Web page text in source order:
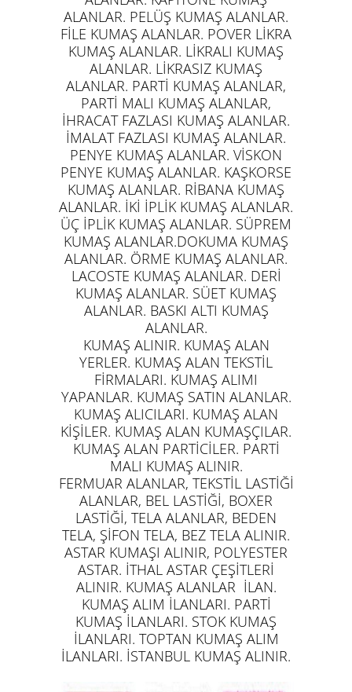
ALANLAR. PELÜŞ KUMAŞ ALANLAR.
FİLE KUMAŞ ALANLAR. POVER LİKRA
KUMAŞ ALANLAR. LİKRALI KUMAŞ
ALANLAR. LİKRASIZ KUMAŞ
ALANLAR. PARTİ KUMAŞ ALANLAR,
PARTİ MALI KUMAŞ ALANLAR,
İHRACAT FAZLASI KUMAŞ ALANLAR.
İMALAT FAZLASI KUMAŞ ALANLAR.
PENYE KUMAŞ ALANLAR. VİSKON
PENYE KUMAŞ ALANLAR. KAŞKORSE
KUMAŞ ALANLAR. RİBANA KUMAŞ
ALANLAR. İKİ İPLİK KUMAŞ ALANLAR.
ÜÇ İPLİK KUMAŞ ALANLAR. SÜPREM
KUMAŞ ALANLAR.DOKUMA KUMAŞ
ALANLAR. ÖRME KUMAŞ ALANLAR.
LACOSTE KUMAŞ ALANLAR. DERİ
KUMAŞ ALANLAR. SÜET KUMAŞ
ALANLAR. BASKI ALTI KUMAŞ
ALANLAR.
KUMAŞ ALINIR. KUMAŞ ALAN
YERLER. KUMAŞ ALAN TEKSTİL
FİRMALARI. KUMAŞ ALIMI
YAPANLAR. KUMAŞ SATIN ALANLAR.
KUMAŞ ALICILARI. KUMAŞ ALAN
KİŞİLER. KUMAŞ ALAN KUMAŞÇILAR.
KUMAŞ ALAN PARTİCİLER. PARTİ
MALI KUMAŞ ALINIR.
FERMUAR ALANLAR, TEKSTİL LASTİĞİ
ALANLAR, BEL LASTİĞİ, BOXER
LASTİĞİ, TELA ALANLAR, BEDEN
TELA, ŞİFON TELA, BEZ TELA ALINIR.
ASTAR KUMAŞI ALINIR, POLYESTER
ASTAR. İTHAL ASTAR ÇEŞİTLERİ
ALINIR. KUMAŞ ALANLAR İLAN.
KUMAŞ ALIM İLANLARI. PARTİ
KUMAŞ İLANLARI. STOK KUMAŞ
İLANLARI. TOPTAN KUMAŞ ALIM
İLANLARI. İSTANBUL KUMAŞ ALINIR.